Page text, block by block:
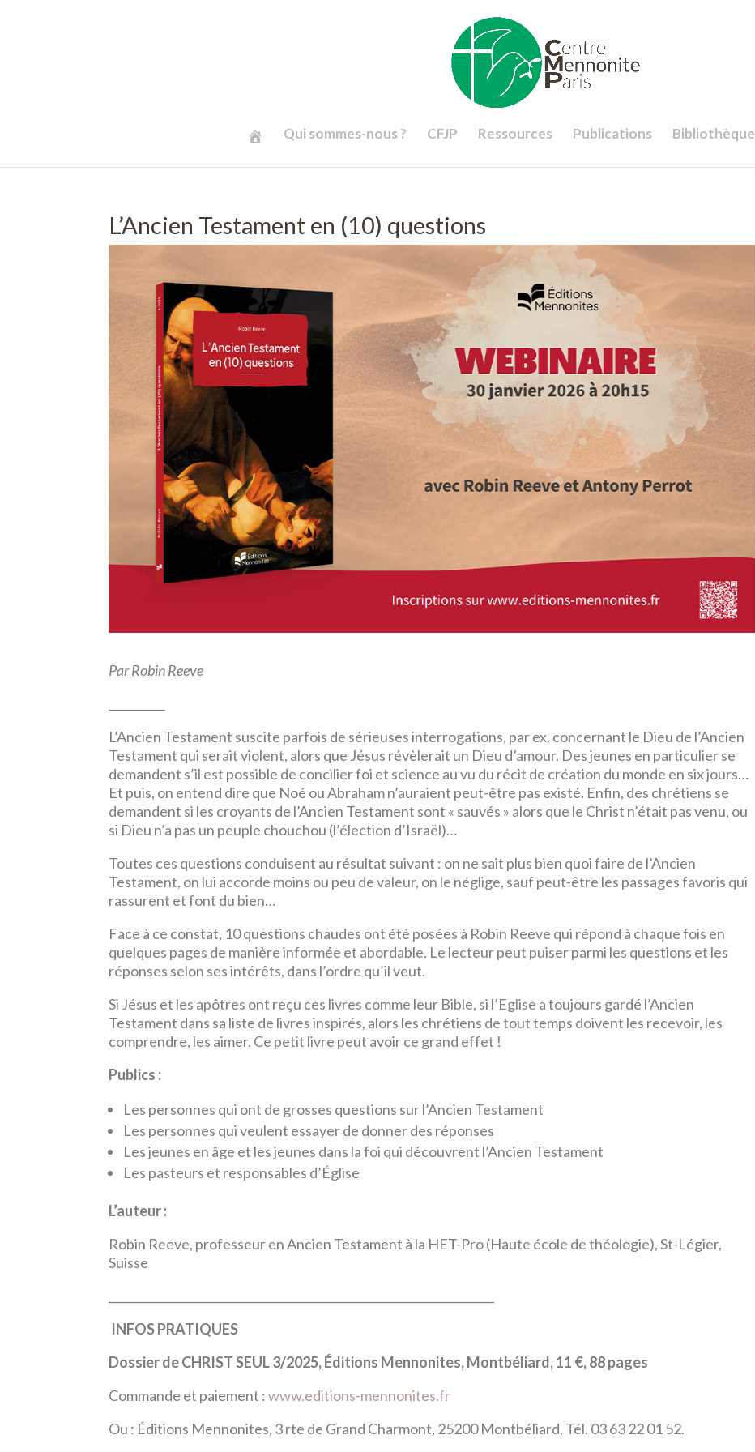
Qui sommes-nous ? CFJP Ressources Publications Bibliothèque
L’Ancien Testament en (10) questions
Par Robin Reeve
L’Ancien Testament suscite parfois de sérieuses interrogations, par ex. concernant le Dieu de l’Ancien
Testament qui serait violent, alors que Jésus révèlerait un Dieu d’amour. Des jeunes en particulier se
demandent s’il est possible de concilier foi et science au vu du récit de création du monde en six jours…
Et puis, on entend dire que Noé ou Abraham n’auraient peut-être pas existé. Enfin, des chrétiens se
demandent si les croyants de l’Ancien Testament sont « sauvés » alors que le Christ n’était pas venu, ou
si Dieu n’a pas un peuple chouchou (l’élection d’Israël)…
Toutes ces questions conduisent au résultat suivant : on ne sait plus bien quoi faire de l’Ancien
Testament, on lui accorde moins ou peu de valeur, on le néglige, sauf peut-être les passages favoris qui
rassurent et font du bien…
Face à ce constat, 10 questions chaudes ont été posées à Robin Reeve qui répond à chaque fois en
quelques pages de manière informée et abordable. Le lecteur peut puiser parmi les questions et les
réponses selon ses intérêts, dans l’ordre qu’il veut.
Si Jésus et les apôtres ont reçu ces livres comme leur Bible, si l’Eglise a toujours gardé l’Ancien
Testament dans sa liste de livres inspirés, alors les chrétiens de tout temps doivent les recevoir, les
comprendre, les aimer. Ce petit livre peut avoir ce grand effet !
Publics :
Les personnes qui ont de grosses questions sur l’Ancien Testament
Les personnes qui veulent essayer de donner des réponses
Les jeunes en âge et les jeunes dans la foi qui découvrent l’Ancien Testament
Les pasteurs et responsables d’Église
L’auteur :
Robin Reeve, professeur en Ancien Testament à la HET-Pro (Haute école de théologie), St-Légier,
Suisse
INFOSPRATIQUES
DossierdeCHRIST SEUL3/2025,Éditions Mennonites,Montbéliard, 11 €, 88 pages
Commande et paiement :www.editions-mennonites.fr
Ou : Éditions Mennonites, 3 rte de Grand Charmont, 25200 Montbéliard, Tél. 03 63 22 01 52.